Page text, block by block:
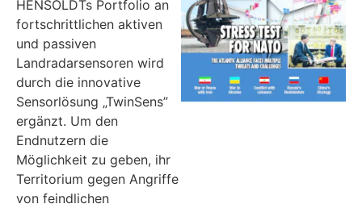
HENSOLDTs Portfolio an
fortschrittlichen aktiven
und passiven
Landradarsensoren wird
durch die innovative
Sensorlösung „TwinSens”
ergänzt. Um den
Endnutzern die
Möglichkeit zu geben, ihr
Territorium gegen Angriffe
von feindlichen